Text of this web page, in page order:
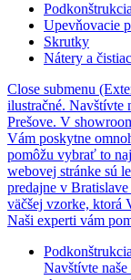
Podkonštrukcia
Upevňovacie
Skrutky
Nátery a
Close submenu
ilustračné. Navštívte
Prešove. V
Vám poskytne
pomôžu vybrať to
webovej stránke sú
predajne v
väčšej vzorke, ktorá
Naši experti vám
Podkonštrukcia
Navštívte